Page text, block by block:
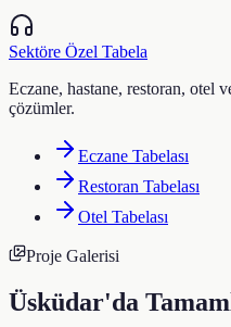
Sektöre Özel Tabela
Eczane, hastane, restoran, otel
çözümler.
Eczane Tabelası
Restoran Tabelası
Otel Tabelası
Proje Galerisi
Üsküdar'da